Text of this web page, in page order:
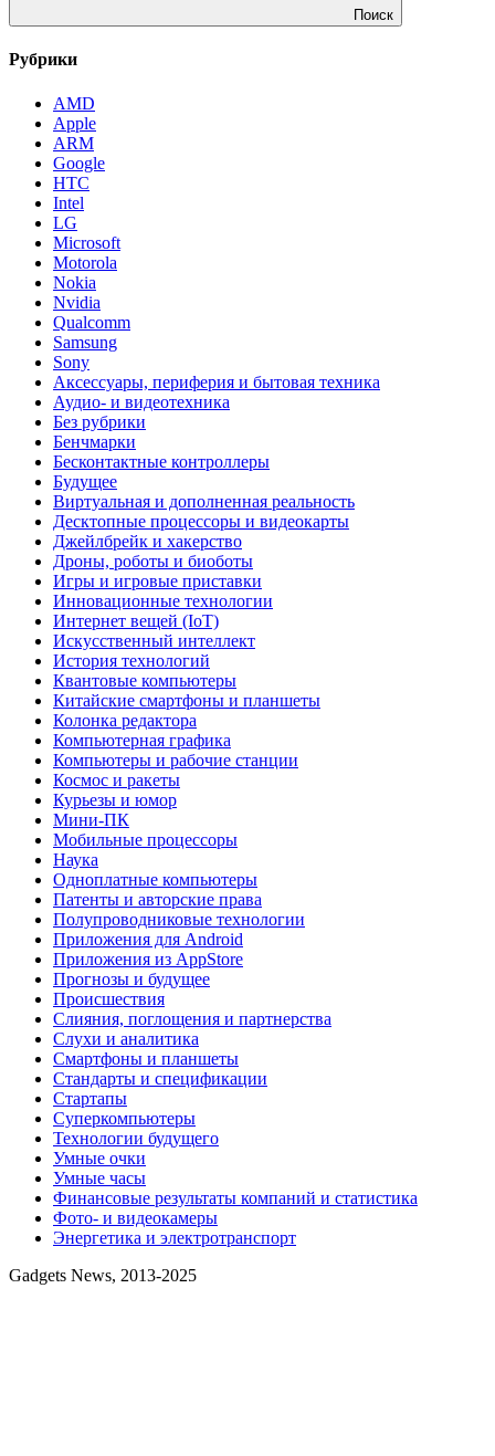
Поиск
Рубрики
AMD
Apple
ARM
Google
HTC
Intel
LG
Microsoft
Motorola
Nokia
Nvidia
Qualcomm
Samsung
Sony
Аксессуары, периферия и бытовая техника
Аудио- и видеотехника
Без рубрики
Бенчмарки
Бесконтактные контроллеры
Будущее
Виртуальная и дополненная реальность
Десктопные процессоры и видеокарты
Джейлбрейк и хакерство
Дроны, роботы и биоботы
Игры и игровые приставки
Инновационные технологии
Интернет вещей (IoT)
Искусственный интеллект
История технологий
Квантовые компьютеры
Китайские смартфоны и планшеты
Колонка редактора
Компьютерная графика
Компьютеры и рабочие станции
Космос и ракеты
Курьезы и юмор
Мини-ПК
Мобильные процессоры
Наука
Одноплатные компьютеры
Патенты и авторские права
Полупроводниковые технологии
Приложения для Android
Приложения из AppStore
Прогнозы и будущее
Происшествия
Слияния, поглощения и партнерства
Слухи и аналитика
Смартфоны и планшеты
Стандарты и спецификации
Стартапы
Суперкомпьютеры
Технологии будущего
Умные очки
Умные часы
Финансовые результаты компаний и статистика
Фото- и видеокамеры
Энергетика и электротранспорт
Gadgets News, 2013-2025